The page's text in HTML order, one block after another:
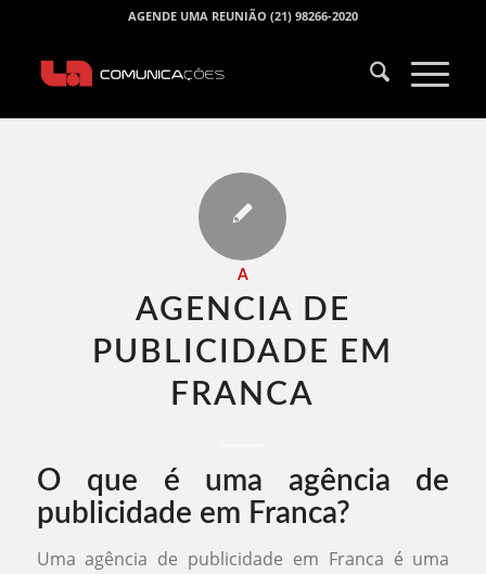
AGENDE UMA REUNIÃO (21) 98266-2020
A
AGENCIA DE
PUBLICIDADE EM
FRANCA​
O que é uma agência de
publicidade em Franca?
Uma agência de publicidade em Franca é uma